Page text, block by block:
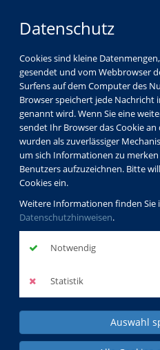
Datenschutz
Cookies sind kleine
gesendet und vom Webbrowser
Surfens auf dem Computer des
Browser speichert jede Nachricht
genannt wird. Wenn Sie eine
sendet Ihr Browser das Cookie
wurden als zuverlässiger
um sich Informationen zu
Benutzers aufzuzeichnen. Bitte
Cookies ein.
Weitere Informationen finden Sie
Datenschutzhinweisen.
Notwendig
Statistik
Auswahl